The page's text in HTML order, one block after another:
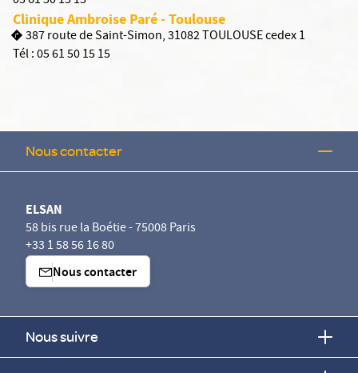
Clinique Ambroise Paré - Toulouse
387 route de Saint-Simon, 31082 TOULOUSE cedex 1
Tél :05 61 50 15 15
Nous contacter
ELSAN
58 bis rue la Boétie - 75008 Paris
+33 1 58 56 16 80
Nous contacter
Nous suivre